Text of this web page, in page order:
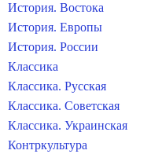
История. Востока
История. Европы
История. России
Классика
Классика. Русская
Классика. Советская
Классика. Украинская
Контркультура